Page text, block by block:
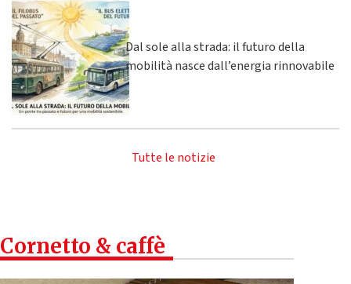
Dal sole alla strada: il futuro della
mobilità nasce dall’energia rinnovabile
Tutte le notizie
Cornetto & caffè